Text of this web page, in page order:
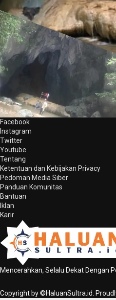
Facebook
Instagram
Twitter
Youtube
Tentang
Ketentuan dan Kebijakan Privacy
Pedoman Media Siber
Panduan Komunitas
Bantuan
Iklan
Karir
Mencerahkan, Selalu Dekat Dengan
Copyright by ©HaluanSultra.id.